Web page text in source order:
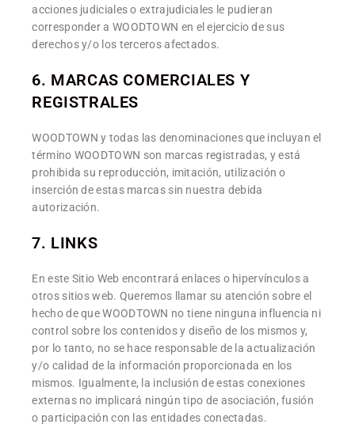
acciones judiciales o extrajudiciales le pudieran
corresponder a WOODTOWN en el ejercicio de sus
derechos y/o los terceros afectados.
6. MARCAS COMERCIALES Y
REGISTRALES
WOODTOWN y todas las denominaciones que incluyan el
término WOODTOWN son marcas registradas, y está
prohibida su reproducción, imitación, utilización o
inserción de estas marcas sin nuestra debida
autorización.
7. LINKS
En este Sitio Web encontrará enlaces o hipervínculos a
otros sitios web. Queremos llamar su atención sobre el
hecho de que WOODTOWN no tiene ninguna influencia ni
control sobre los contenidos y diseño de los mismos y,
por lo tanto, no se hace responsable de la actualización
y/o calidad de la información proporcionada en los
mismos. Igualmente, la inclusión de estas conexiones
externas no implicará ningún tipo de asociación, fusión
o participación con las entidades conectadas.